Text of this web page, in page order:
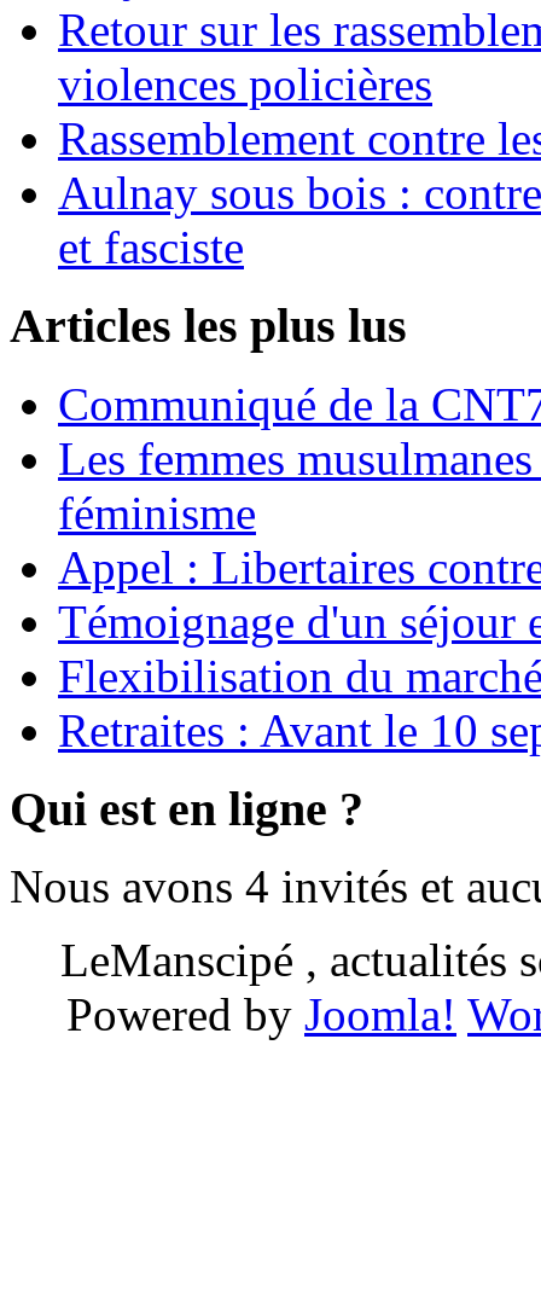
Retour sur les
violences policières
Rassemblement contre
Aulnay sous bois :
et fasciste
Articles les plus lus
Communiqué de la
Les femmes
féminisme
Appel : Libertaires
Témoignage d'un séjour
Flexibilisation du
Retraites : Avant le 10
Qui est en ligne ?
Nous avons 4 invités et
LeManscipé , actualités
Powered by Joomla!